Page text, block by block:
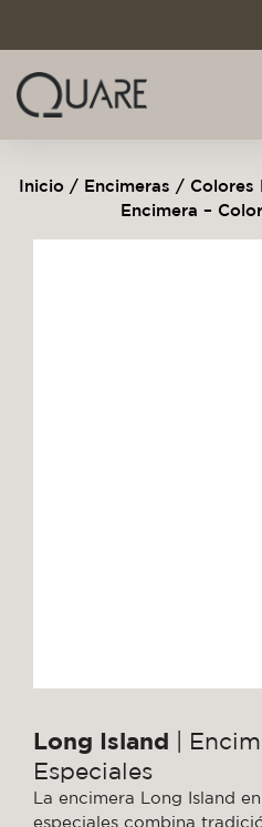
Inicio / Encimeras / Colores
Encimera –
Long Island |
Especiales
La encimera Long Island
especiales combina